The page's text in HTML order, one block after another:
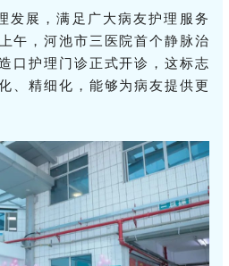
发展，满足广大病友护理服务
午，河池市三医院首个静脉治
口护理门诊正式开诊，这标志
、精细化，能够为病友提供更